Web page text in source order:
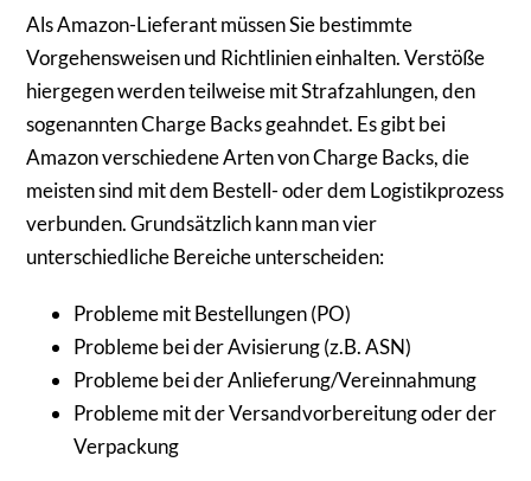
Als Amazon-Lieferant müssen Sie bestimmte
Vorgehensweisen und Richtlinien einhalten. Verstöße
hiergegen werden teilweise mit Strafzahlungen, den
sogenannten Charge Backs geahndet. Es gibt bei
Amazon verschiedene Arten von Charge Backs, die
meisten sind mit dem Bestell- oder dem Logistikprozess
verbunden. Grundsätzlich kann man vier
unterschiedliche Bereiche unterscheiden:
Probleme mit Bestellungen (PO)
Probleme bei der Avisierung (z.B. ASN)
Probleme bei der Anlieferung/Vereinnahmung
Probleme mit der Versandvorbereitung oder der
Verpackung